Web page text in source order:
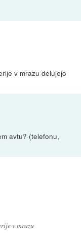
v mrazu delujejo
avtu? (telefonu,
v mrazu